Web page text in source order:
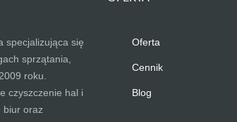
specjalizująca się
sprzątania,
roku.
czyszczenie hal i
biur oraz
Oferta
Cennik
Blog